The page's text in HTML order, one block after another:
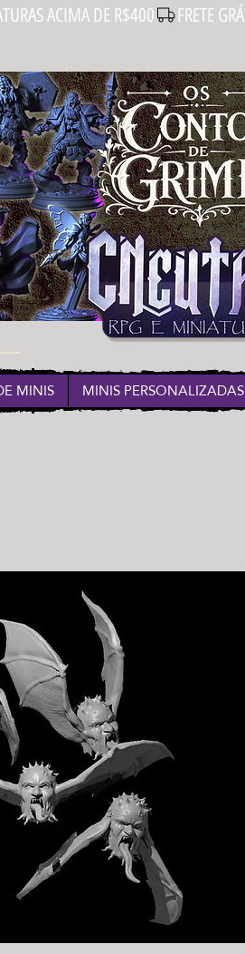
ACIMA DE R$400
MINIS MINIS PERSONALIZADAS